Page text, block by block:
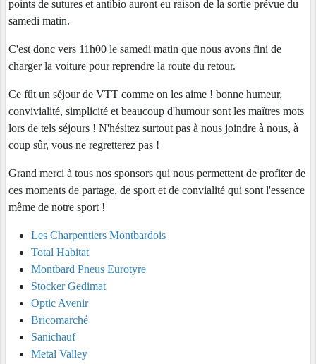
points de sutures et antibio auront eu raison de la sortie prévue du
samedi matin.
C'est donc vers 11h00 le samedi matin que nous avons fini de
charger la voiture pour reprendre la route du retour.
Ce fût un séjour de VTT comme on les aime ! bonne humeur,
convivialité, simplicité et beaucoup d'humour sont les maîtres mots
lors de tels séjours ! N'hésitez surtout pas à nous joindre à nous, à
coup sûr, vous ne regretterez pas !
Grand merci à tous nos sponsors qui nous permettent de profiter de
ces moments de partage, de sport et de convialité qui sont l'essence
même de notre sport !
Les Charpentiers Montbardois
Total Habitat
Montbard Pneus Eurotyre
Stocker Gedimat
Optic Avenir
Bricomarché
Sanichauf
Metal Valley